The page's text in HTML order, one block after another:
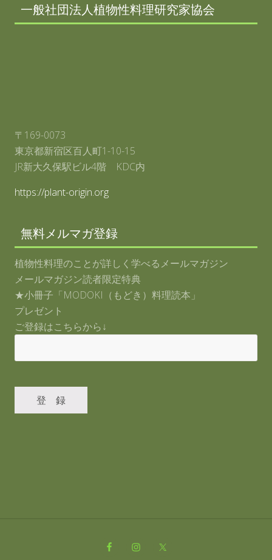
座
開
催
載
さ
れ
ま
し
一般社団法人植物性料理研究家協会
〒169-0073
東京都新宿区百人町1-10-15
JR新大久保駅ビル4階 KDC内
https://plant-origin.org
無料メルマガ登録
植物性料理のことが詳しく学べるメールマガジン
メールマガジン読者限定特典
★小冊子「MODOKI（もどき）料理読本」
プレゼント
ご登録はこちらから↓